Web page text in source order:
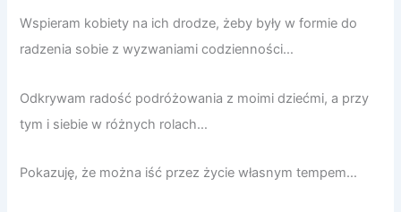
Wspieram kobiety na ich drodze, żeby były w formie do
radzenia sobie z wyzwaniami codzienności…
Odkrywam radość podróżowania z moimi dziećmi, a przy
tym i siebie w różnych rolach…
Pokazuję, że można iść przez życie własnym tempem…